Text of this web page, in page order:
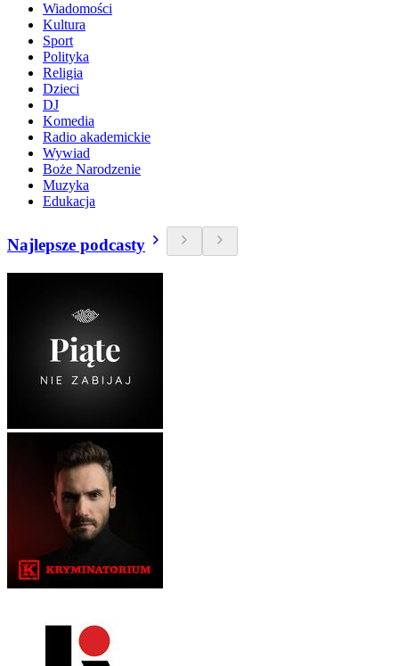
Wiadomości
Kultura
Sport
Polityka
Religia
Dzieci
DJ
Komedia
Radio akademickie
Wywiad
Boże Narodzenie
Muzyka
Edukacja
Najlepsze podcasty